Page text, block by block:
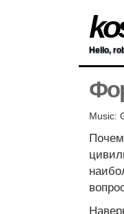
Hello,
Music: